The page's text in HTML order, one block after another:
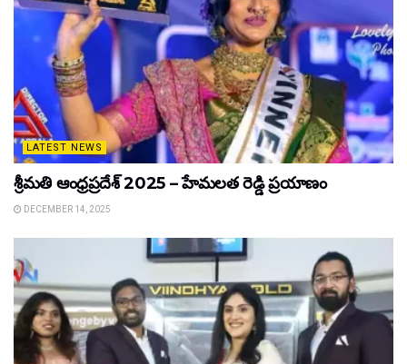
LATEST NEWS
శ్రీమతి ఆంధ్రప్రదేశ్ 2025 – హేమలత రెడ్డి ప్రయాణం
DECEMBER 14, 2025